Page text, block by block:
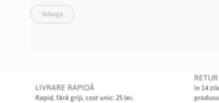
Adauga
LIVRARE RAPIDĂ
Rapid, fără griji, cost unic: 25 lei.
în 14